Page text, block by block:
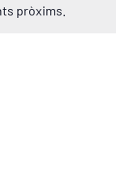
pròxims.